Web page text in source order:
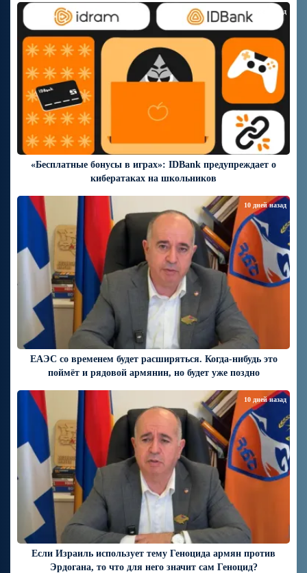
«Бесплатные бонусы в играх»: IDBank предупреждает о
кибератаках на школьников
9 дней назад
ЕАЭС со временем будет расширяться. Когда-нибудь это
поймёт и рядовой армянин, но будет уже поздно
10 дней назад
Если Израиль использует тему Геноцида армян против
Эрдогана, то что для него значит сам Геноцид?
10 дней назад